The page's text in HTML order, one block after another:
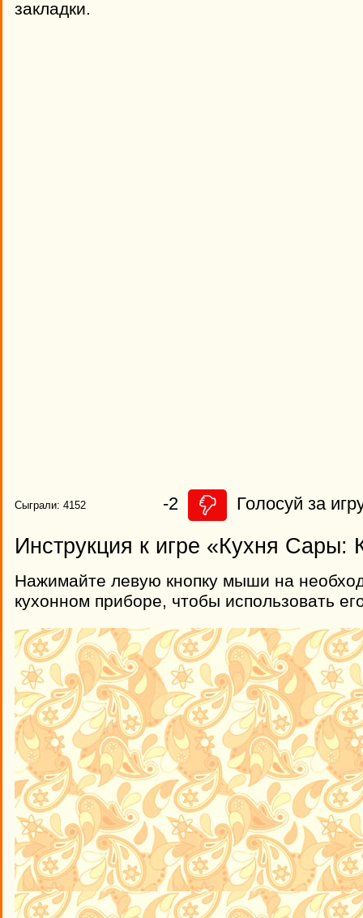
закладки.
Сыграли: 4152 -2 Голосуй за
Инструкция к игре «Кухня Сары:
Нажимайте левую кнопку мыши на
кухонном приборе, чтобы использовать